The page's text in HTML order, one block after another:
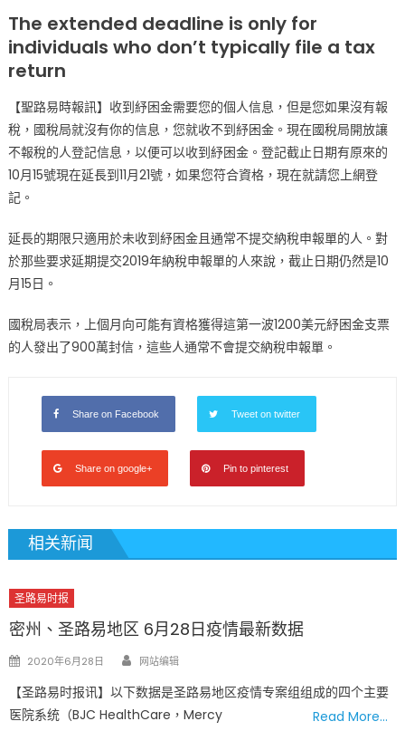
紓
困
現
在
登
記
得
及〉
The extended deadline is only for
individuals who don’t typically file a tax
return
【聖路易時報訊】收到紓困金需要您的個人信息，但是您如果沒有報
稅，國稅局就沒有你的信息，您就收不到紓困金。現在國稅局開放讓
不報稅的人登記信息，以便可以收到紓困金。登記截止日期有原來的
10月15號現在延長到11月21號，如果您符合資格，現在就請您上網登
記。
延長的期限只適用於未收到紓困金且通常不提交納稅申報單的人。對
於那些要求延期提交2019年納稅申報單的人來說，截止日期仍然是10
月15日。
國稅局表示，上個月向可能有資格獲得這第一波1200美元紓困金支票
的人發出了900萬封信，這些人通常不會提交納稅申報單。
Share on Facebook Tweet on twitter
Share on google+ Pin to pinterest
相关新闻
圣路易时报
密州、圣路易地区 6月28日疫情最新数据
Posted
2020年6月28日 Author
网站编辑
【圣路易时报讯】以下数据是圣路易地区疫情专案组组成的四个主要
医院系统（BJC HealthCare，Mercy
Read More…